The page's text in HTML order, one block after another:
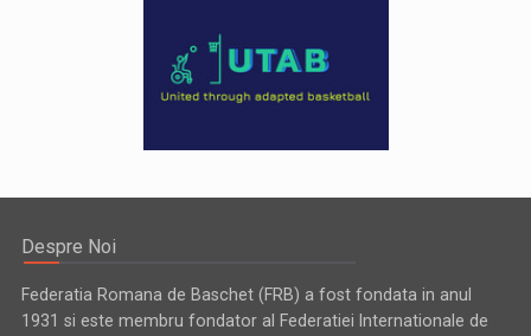
Despre Noi
Federatia Romana de Baschet (FRB) a fost fondata in anul
1931 si este membru fondator al Federatiei Internationale de